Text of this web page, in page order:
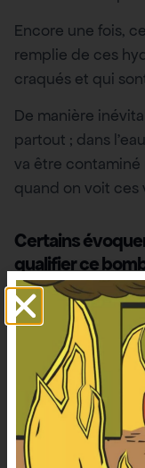
Encore une fois,
remplie de ces
craqués et qui
De manière
partout ; dans
va être
quand on voit ces
Certains
qualifier ce
carburant
C’est fou de faire
stockage aussi
personnes vivent
même et presque
ndlr) ne revêt
provoquer le